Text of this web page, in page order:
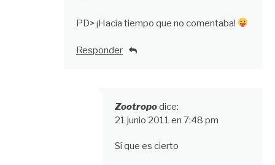
PD> ¡Hacía tiempo que no comentaba!
Responder
Zootropodice:
21 junio 2011 en 7:48 pm
Sí que es cierto